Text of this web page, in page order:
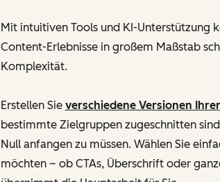
Mit intuitiven Tools und KI-Unterstützung
Content-Erlebnisse in großem Maßstab
Komplexität.
Erstellen Sie verschiedene Versionen
bestimmte Zielgruppen zugeschnitten
Null anfangen zu müssen. Wählen Sie
möchten – ob CTAs, Überschrift oder